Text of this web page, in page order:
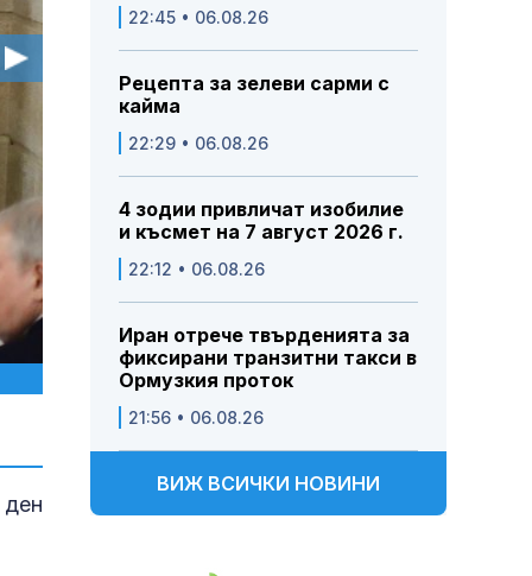
22:45 • 06.08.26
Рецепта за зелеви сарми с
кайма
22:29 • 06.08.26
4 зодии привличат изобилие
и късмет на 7 август 2026 г.
22:12 • 06.08.26
Иран отрече твърденията за
фиксирани транзитни такси в
Ормузкия проток
21:56 • 06.08.26
ВИЖ ВСИЧКИ НОВИНИ